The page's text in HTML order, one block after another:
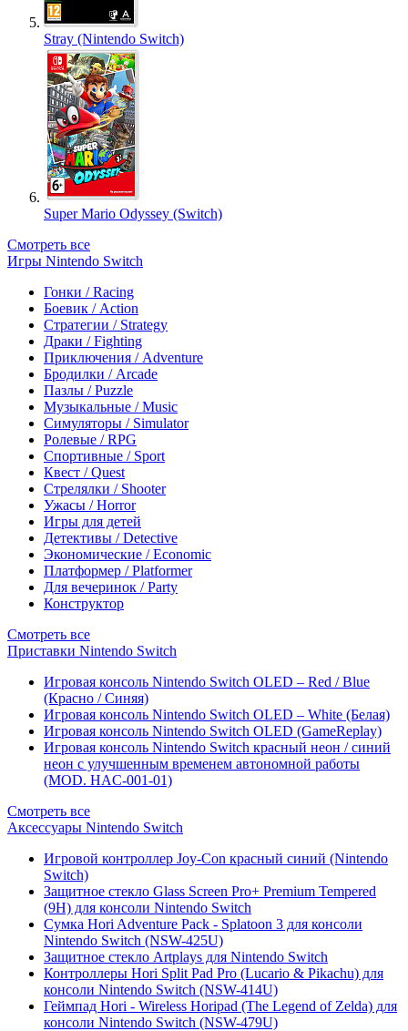
Stray (Nintendo Switch)
Super Mario Odyssey (Switch)
Смотреть все
Игры Nintendo Switch
Гонки / Racing
Боевик / Action
Стратегии / Strategy
Драки / Fighting
Приключения / Adventure
Бродилки / Arcade
Пазлы / Puzzle
Музыкальные / Music
Симуляторы / Simulator
Ролевые / RPG
Спортивные / Sport
Квест / Quest
Стрелялки / Shooter
Ужасы / Horror
Игры для детей
Детективы / Detective
Экономические / Economic
Платформер / Platformer
Для вечеринок / Party
Конструктор
Смотреть все
Приставки Nintendo Switch
Игровая консоль Nintendo Switch OLED – Red / Blue
(Красно / Синяя)
Игровая консоль Nintendo Switch OLED – White (Белая)
Игровая консоль Nintendo Switch OLED (GameReplay)
Игровая консоль Nintendo Switch красный неон / синий
неон с улучшенным временем автономной работы
(MOD. HAC-001-01)
Смотреть все
Аксессуары Nintendo Switch
Игровой контроллер Joy-Con красный синий (Nintendo
Switch)
Защитное стекло Glass Screen Pro+ Premium Tempered
(9H) для консоли Nintendo Switch
Сумка Hori Adventure Pack - Splatoon 3 для консоли
Nintendo Switch (NSW-425U)
Защитное стекло Artplays для Nintendo Switch
Контроллеры Hori Split Pad Pro (Lucario & Pikachu) для
консоли Nintendo Switch (NSW-414U)
Геймпад Hori - Wireless Horipad (The Legend of Zelda) для
консоли Nintendo Switch (NSW-479U)